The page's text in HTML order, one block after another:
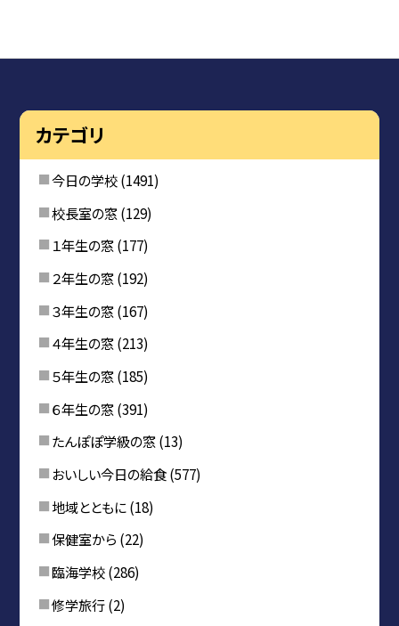
カテゴリ
今日の学校(1491)
校長室の窓(129)
１年生の窓(177)
２年生の窓(192)
３年生の窓(167)
４年生の窓(213)
５年生の窓(185)
６年生の窓(391)
たんぽぽ学級の窓(13)
おいしい今日の給食(577)
地域とともに(18)
保健室から (22)
臨海学校(286)
修学旅行(2)